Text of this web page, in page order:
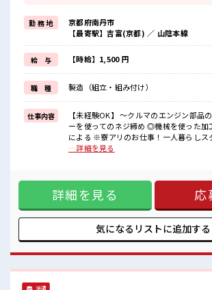
『家電を揃えるお金がナイ』
そんな方にオススメ↓↓
TV/冷蔵庫/洗濯機/エアコンなどは備え付け！
赴任時は現地までの移動交通費も規定支給！
＼◎*無期雇用派遣◎*/
◎当社と期間制限のない雇用契約を結んだ上で、
派遣先で働けます◎
大手企業の技術を身につけてスキルUPを目指し
■職場の雰囲気
《男性スタッフさんも多数カツヤク中》
分からないことも聞きやすい職場！
「吉富」駅より無料送迎バス有★
売店・社員食堂・ロッカー完備！
勤 務 地
京都府南丹市
【最寄駅】吉富(京都) ／ 山陰本線
給 与 【時給】1,500 円
職 種 製造（組立・組み付け）
仕事内容
【未経験OK】 ～クルマのエンジン部品
ーを使ってのネジ締め ◎機械を使った
による ※寮アリのお仕事！一人暮らしスタートにもピッタリ
♪ ■お仕事PR ＼◎*人気の京都エリアで1人暮らし◎*/ なん
ススメ↓↓ TV/冷蔵庫/洗濯機/エアコンな
時は現地までの移動交通費も規定支給！ ＼◎*無期雇用派遣
◎*/ ◎当社と期間制限のない雇用契約を
で働けます◎ 大手企業の技術を身につけ
ませんか(*≧∀≦) ■職場の雰囲気 《男性スタッフさんも多数
カツヤク中》 分からないことも聞きやす
「吉富」駅より無料送迎バス有★ 売店・
完備！ #ryo
…詳細を見る
詳細を見る 応
気になるリストに追加する
派遣